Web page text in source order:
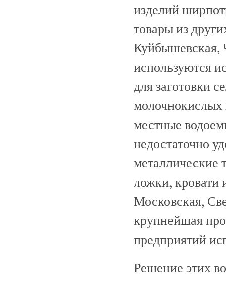
изделий
товары из
Куйбышевская,
используются
для заготовки
молочнокислых
местные
недостаточно
металлические
ложки, кровати
Московская,
крупнейшая
предприятий
Решение этих